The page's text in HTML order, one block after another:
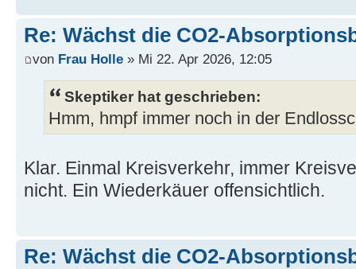
Re: Wächst die CO2-
von Frau Holle » Mi 22. Apr 2026, 12:05
Skeptiker hat geschrieben:
Hmm, hmpf immer noch in der
Klar. Einmal Kreisverkehr, immer
nicht. Ein Wiederkäuer offensichtlich.
Re: Wächst die CO2-